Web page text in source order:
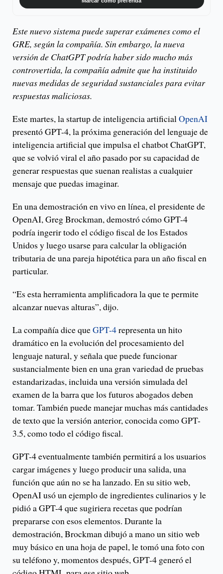
Este nuevo sistema puede superar exámenes como el
GRE, según la compañía. Sin embargo, la nueva
versión de ChatGPT podría haber sido mucho más
controvertida, la compañía admite que ha instituido
nuevas medidas de seguridad sustanciales para evitar
respuestas maliciosas.
Este martes, la startup de inteligencia artificialOpenAI
presentó GPT-4, la próxima generación del lenguaje de
inteligencia artificial que impulsa el chatbot ChatGPT,
que se volvió viral el año pasado por su capacidad de
generar respuestas que suenan realistas a cualquier
mensaje que puedas imaginar.
En una demostración en vivo en línea, el presidente de
OpenAI, Greg Brockman, demostró cómo GPT-4
podría ingerir todo el código fiscal de los Estados
Unidos y luego usarse para calcular la obligación
tributaria de una pareja hipotética para un año fiscal en
particular.
“Es esta herramienta amplificadora la que te permite
alcanzar nuevas alturas”, dijo.
La compañía dice queGPT-4representa un hito
dramático en la evolución del procesamiento del
lenguaje natural, y señala que puede funcionar
sustancialmente bien en una gran variedad de pruebas
estandarizadas, incluida una versión simulada del
examen de la barra que los futuros abogados deben
tomar. También puede manejar muchas más cantidades
de texto que la versión anterior, conocida como GPT-
3.5, como todo el código fiscal.
GPT-4 eventualmente también permitirá a los usuarios
cargar imágenes y luego producir una salida, una
función que aún no se ha lanzado. En su sitio web,
OpenAI usó un ejemplo de ingredientes culinarios y le
pidió a GPT-4 que sugiriera recetas que podrían
prepararse con esos elementos. Durante la
demostración, Brockman dibujó a mano un sitio web
muy básico en una hoja de papel, le tomó una foto con
su teléfono y, momentos después, GPT-4 generó el